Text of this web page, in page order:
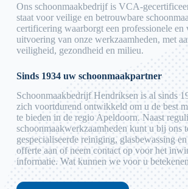
Ons schoonmaakbedrijf is VCA-
staat voor veilige en betrouwbare
certificering waarborgt een professionele en
uitvoering van onze werkzaamheden, met
veiligheid, gezondheid en milieu.
Sinds 1934 uw schoonmaakpartner
Schoonmaakbedrijf Hendriksen is al sinds
zich voortdurend ontwikkeld om u de best
te bieden in de regio Apeldoorn. Naast
schoonmaakwerkzaamheden kunt u bij ons
gespecialiseerde reiniging, glasbewassing
offerte aan of neem contact op voor het
informatie. Wat kunnen we voor u